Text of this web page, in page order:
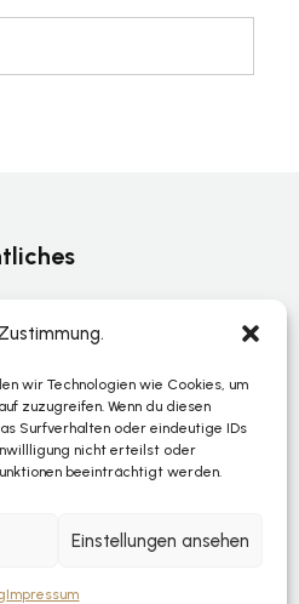
wir Technologien wie Cookies, um
zuzugreifen. Wenn du diesen
Surfverhalten oder eindeutige IDs
nicht erteilst oder
beeinträchtigt werden.
Einstellungen ansehen
Impressum